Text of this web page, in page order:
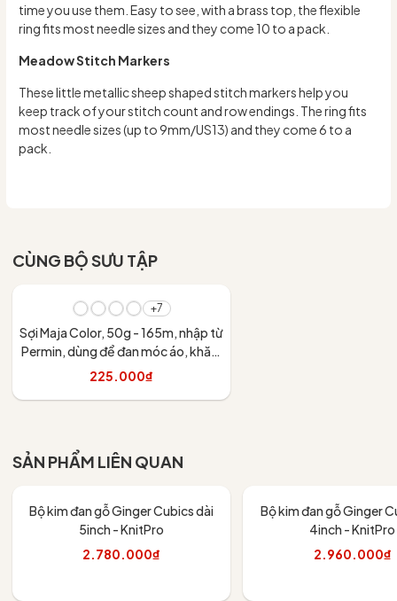
time you use them. Easy to see, with a brass top, the flexible
ring fits most needle sizes and they come 10 to a pack.
Meadow Stitch Markers
These little metallic sheep shaped stitch markers help you
keep track of your stitch count and row endings. The ring fits
most needle sizes (up to 9mm/US13) and they come 6 to a
pack.
CÙNG BỘ SƯU TẬP
+7
Sợi Maja Color, 50g - 165m, nhập từ
Permin, dùng để đan móc áo, khăn,
váy
225.000₫
SẢN PHẨM LIÊN QUAN
Bộ kim đan gỗ Ginger Cubics dài
5inch - KnitPro
2.780.000₫
Bộ kim đan gỗ Ginger
4inch - KnitPro
2.960.000₫